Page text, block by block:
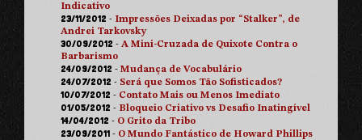
Indicativo
23/11/2012 - Impressões Deixadas por “Stalker”, de
Andrei Tarkovsky
30/09/2012 -A Mini-Cruzada de Quixote Contra o
Barbarismo
24/09/2012 -Mudança de Vocabulário
24/07/2012 - Será que Somos Tão Sofisticados?
10/07/2012 - Contato Mais ou Menos Imediato
01/05/2012 - Bloqueio Criativo vs Desafio Inatingível
14/04/2012 - O Grito da Tribo
23/09/2011 - O Mundo Fantástico de Howard Phillips